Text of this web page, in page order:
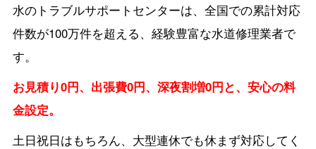
水のトラブルサポートセンターは、全国での累計対応
件数が100万件を超える、経験豊富な水道修理業者で
す。
お見積り0円、出張費0円、深夜割増0円と、安心の料
金設定。
土日祝日はもちろん、大型連休でも休まず対応してく